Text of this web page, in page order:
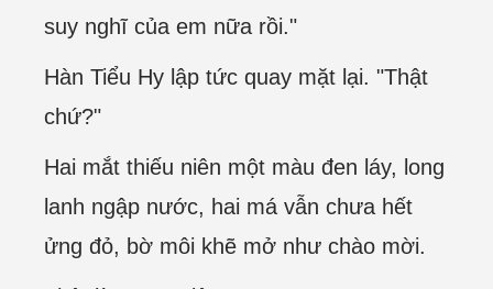
suy nghĩ của em nữa rồi."
Hàn Tiểu Hy lập tức quay mặt lại. "Thật
chứ?"
Hai mắt thiếu niên một màu đen láy, long
lanh ngập nước, hai má vẫn chưa hết
ửng đỏ, bờ môi khẽ mở như chào mời.